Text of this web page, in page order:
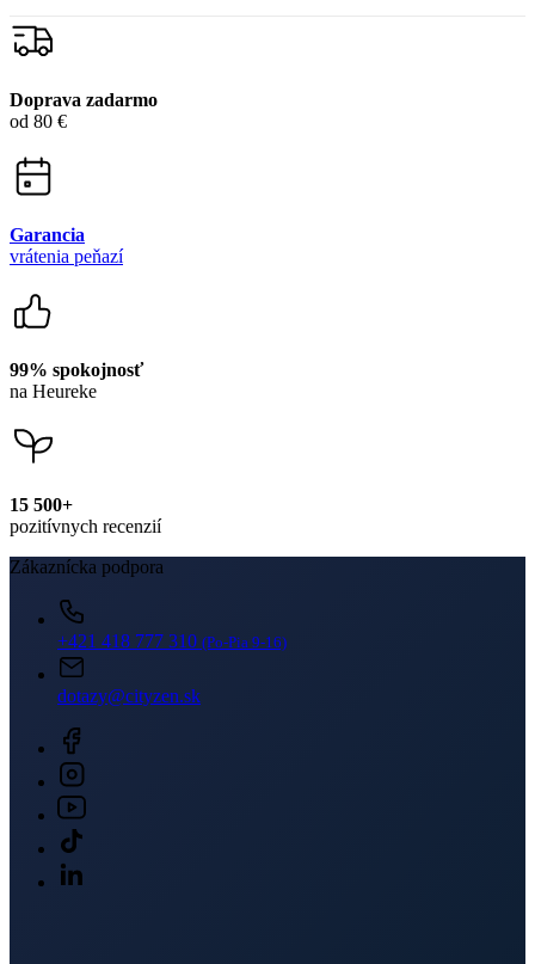
Doprava zadarmo
od 80 €
Garancia
vrátenia peňazí
99% spokojnosť
na Heureke
15 500+
pozitívnych recenzií
Zákaznícka podpora
+421 418 777 310 (Po-Pia 9-16)
dotazy@cityzen.sk